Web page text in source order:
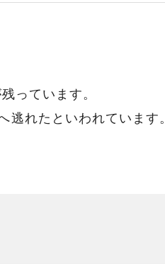
っています。
れたといわれています。